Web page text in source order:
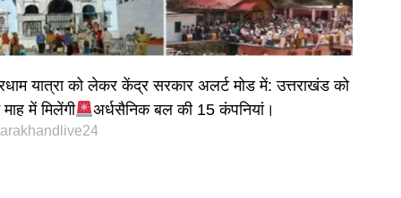
यात्रा को लेकर केंद्र सरकार अलर्ट मोड में: उत्तराखंड को
में मिलेंगी
अर्धसैनिक बल की 15 कंपनियां।